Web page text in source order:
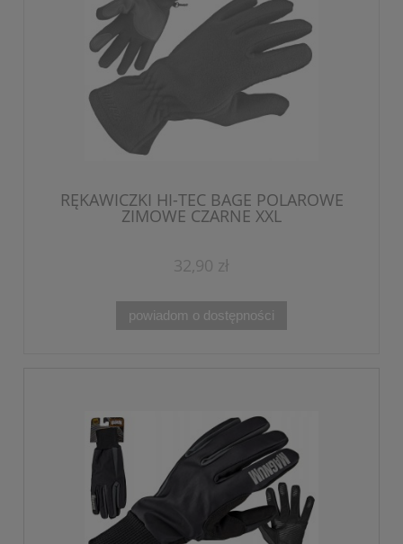
RĘKAWICZKI HI-TEC BAGE POLAROWE
ZIMOWE CZARNE XXL
32,90 zł
powiadom o dostępności